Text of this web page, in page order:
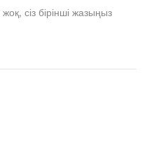
сіз бірінші жазыңыз